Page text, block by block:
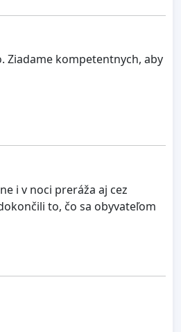
Ziadame kompetentnych, aby
i v noci preráža aj cez
to, čo sa obyvateľom